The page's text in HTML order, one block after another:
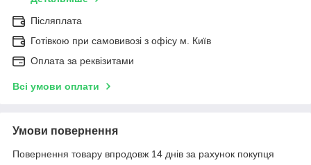
Післяплата
Готівкою при самовивозі з офісу м. Київ
Оплата за реквізитами
Всі умови оплати
Умови повернення
Повернення товару впродовж 14 днів за рахунок покупця